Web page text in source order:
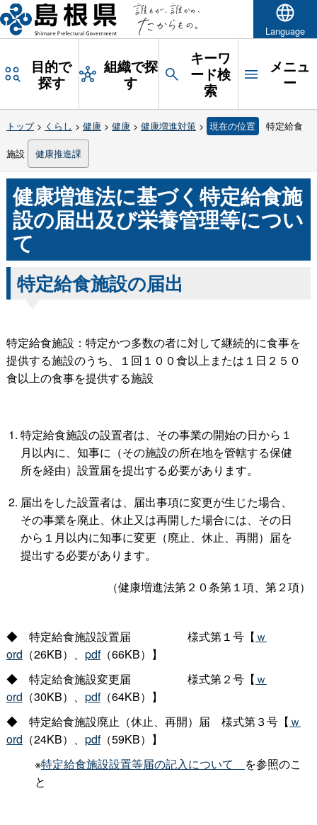
Language
目的で
探す
組織で探
す
キーワ
ード検
索
メニュ
ー
トップ> くらし > 健康> 健康> 健康増進対策> 現在の位置 特定給食
施設 健康推進課
健康増進法に基づく特定給食施
設の届出及び栄養管理等につい
て
特定給食施設の届出
特定給食施設：特定かつ多数の者に対して継続的に食事を
提供する施設のうち、１回１００食以上または１日２５０
食以上の食事を提供する施設
特定給食施設の設置者は、その事業の開始の日から１
月以内に、知事に（その施設の所在地を管轄する保健
所を経由）設置届を提出する必要があります。
届出をした設置者は、届出事項に変更が生じた場合、
その事業を廃止、休止又は再開した場合には、その日
から１月以内に知事に変更（廃止、休止、再開）届を
提出する必要があります。
（健康増進法第２０条第１項、第２項）
◆ 特定給食施設設置届 様式第１号【 ｗ
ord （26KB）、 pdf（66KB）】
◆ 特定給食施設変更届 様式第２号【 ｗ
ord （30KB）、 pdf（64KB）】
◆ 特定給食施設廃止（休止、再開） 届 様式第３号【 ｗ
ord （24KB）、 pdf（59KB）】
※特定給食施設設置等届の記入について を参照のこ
と